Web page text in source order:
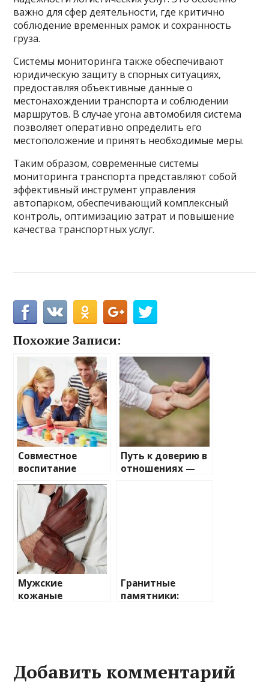
важно для сфер деятельности, где критично
соблюдение временных рамок и сохранность
груза.
Системы мониторинга также обеспечивают
юридическую защиту в спорных ситуациях,
предоставляя объективные данные о
местонахождении транспорта и соблюдении
маршрутов. В случае угона автомобиля система
позволяет оперативно определить его
местоположение и принять необходимые меры.
Таким образом, современные системы
мониторинга транспорта представляют собой
эффективный инструмент управления
автопарком, обеспечивающий комплексный
контроль, оптимизацию затрат и повышение
качества транспортных услуг.
Похожие Записи:
Совместное
воспитание
детей —
руководство по
гармоничному
взаимодействию
в семье
Путь к доверию в
отношениях —
Мужские
кожаные
Гранитные
памятники:
Добавить комментарий